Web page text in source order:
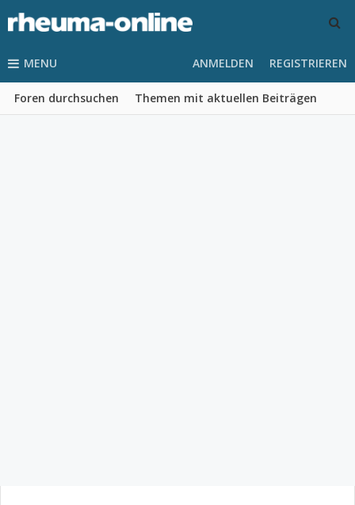
MENU
Foren durchsuchen Themen mit aktuellen Beiträgen
ANMELDEN REGISTRIEREN